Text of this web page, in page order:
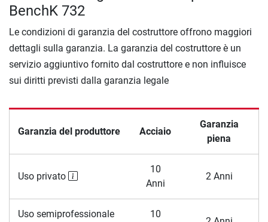
BenchK 732
Le condizioni di garanzia del costruttore offrono maggiori
dettagli sulla garanzia. La garanzia del costruttore è un
servizio aggiuntivo fornito dal costruttore e non influisce
sui diritti previsti dalla garanzia legale
Garanzia del produttore Acciaio
Garanzia
piena
Uso privato
10
Anni
2 Anni
Uso semiprofessionale
10